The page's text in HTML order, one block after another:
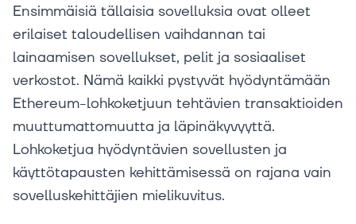
Ensimmäisiä tällaisia sovelluksia ovat olleet
erilaiset taloudellisen vaihdannan tai
lainaamisen sovellukset, pelit ja sosiaaliset
verkostot. Nämä kaikki pystyvät hyödyntämään
Ethereum-lohkoketjuun tehtävien transaktioiden
muuttumattomuutta ja läpinäkyvyyttä.
Lohkoketjua hyödyntävien sovellusten ja
käyttötapausten kehittämisessä on rajana vain
sovelluskehittäjien mielikuvitus.